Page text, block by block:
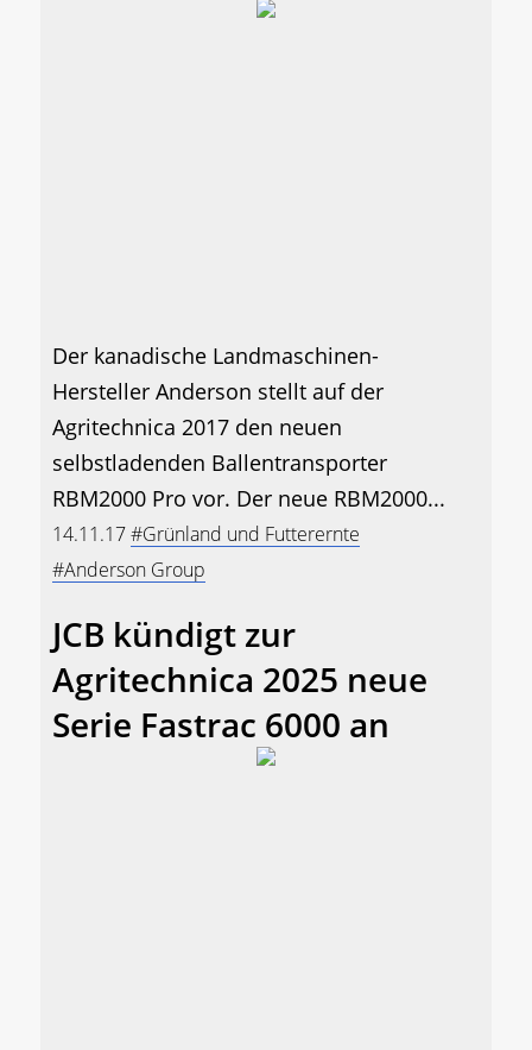
Der kanadische Landmaschinen-
Hersteller Anderson stellt auf der
Agritechnica 2017 den neuen
selbstladenden Ballentransporter
RBM2000 Pro vor. Der neue RBM2000...
14.11.17#Grünland und Futterernte
#Anderson Group
JCB kündigt zur
Agritechnica 2025 neue
Serie Fastrac 6000 an